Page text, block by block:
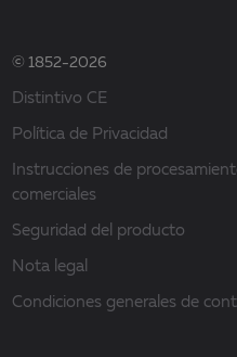
© 1852-2026
Distintivo CE
Política de Privacidad
Instrucciones de
comerciales
Seguridad del producto
Nota legal
Condiciones generales de